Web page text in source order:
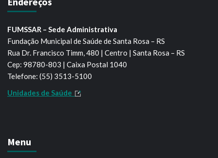
FUMSSAR – Sede Administrativa
Fundação Municipal de Saúde de Santa Rosa – RS
Rua Dr. Francisco Timm, 480 | Centro | Santa Rosa – RS
Cep: 98780-803 | Caixa Postal 1040
Telefone: (55) 3513-5100
Unidades de Saúde
Menu